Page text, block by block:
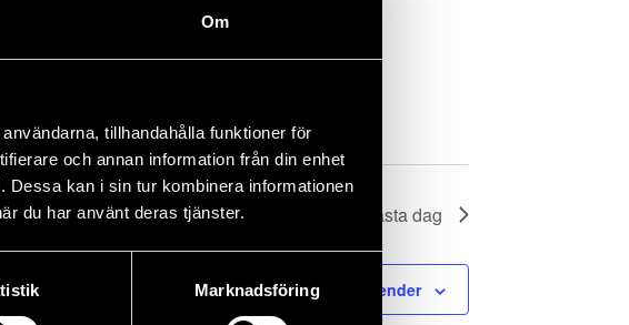
Om
tillhandahålla funktioner för
och annan information från din enhet
kan i sin tur kombinera informationen
du har använt deras tjänster.
Marknadsföring
149
Nästa dag
Prenumerera på kalender